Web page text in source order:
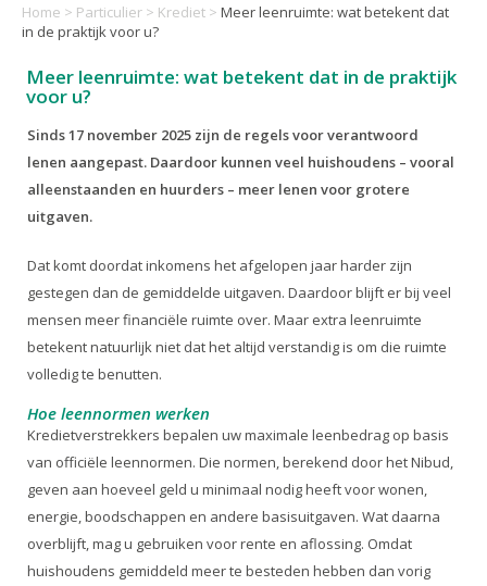
Home > Particulier > Krediet > Meer leenruimte: wat betekent dat
in de praktijk voor u?
Meer leenruimte: wat betekent dat in de praktijk
voor u?
Sinds 17 november 2025 zijn de regels voor verantwoord
lenen aangepast. Daardoor kunnen veel huishoudens – vooral
alleenstaanden en huurders – meer lenen voor grotere
uitgaven.
Dat komt doordat inkomens het afgelopen jaar harder zijn
gestegen dan de gemiddelde uitgaven. Daardoor blijft er bij veel
mensen meer financiële ruimte over. Maar extra leenruimte
betekent natuurlijk niet dat het altijd verstandig is om die ruimte
volledig te benutten.
Hoe leennormen werken
Kredietverstrekkers bepalen uw maximale leenbedrag op basis
van officiële leennormen. Die normen, berekend door het Nibud,
geven aan hoeveel geld u minimaal nodig heeft voor wonen,
energie, boodschappen en andere basisuitgaven. Wat daarna
overblijft, mag u gebruiken voor rente en aflossing. Omdat
huishoudens gemiddeld meer te besteden hebben dan vorig